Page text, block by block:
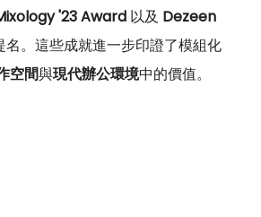
'23 Award 以及 Dezeen
名。這些成就進一步印證了模組化
空間與現代辦公環境中的價值。